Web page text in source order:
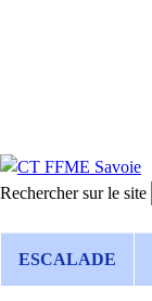
Rechercher sur le site
ESCALADE